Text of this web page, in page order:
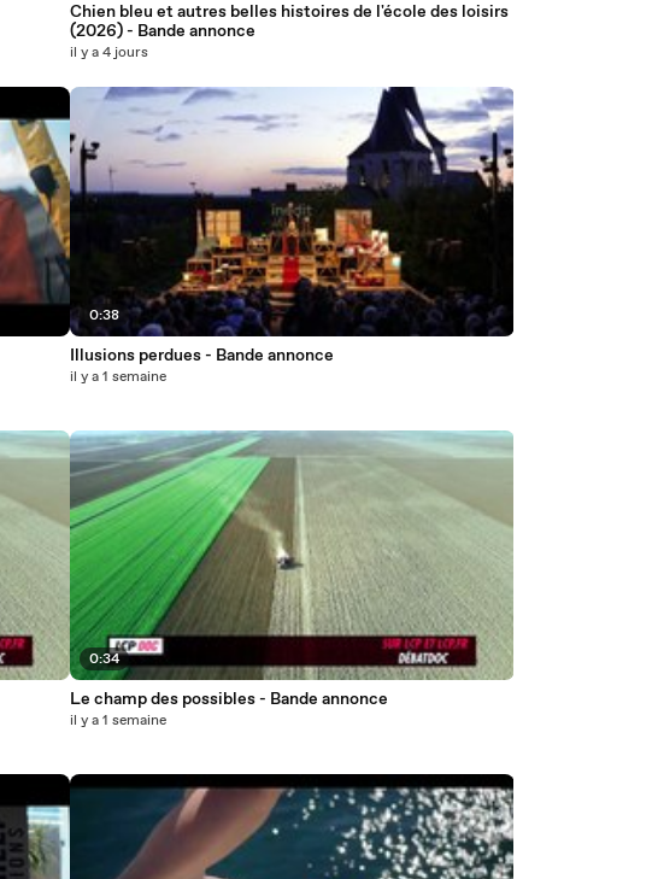
Chien bleu et autres belles histoires de l'école des loisirs
(2026) - Bande annonce
il y a 4 jours
0:38
Illusions perdues - Bande annonce
il y a 1 semaine
0:34
Le champ des possibles - Bande annonce
il y a 1 semaine